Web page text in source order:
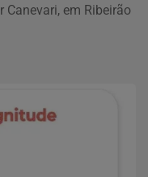
Canevari, em Ribeirão